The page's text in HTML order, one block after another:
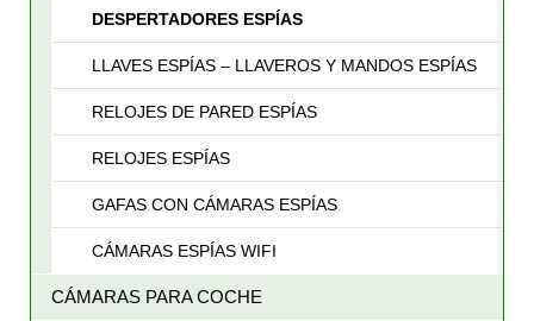
DESPERTADORES ESPÍAS
LLAVES ESPÍAS – LLAVEROS Y MANDOS ESPÍAS
RELOJES DE PARED ESPÍAS
RELOJES ESPÍAS
GAFAS CON CÁMARAS ESPÍAS
CÁMARAS ESPÍAS WIFI
CÁMARAS PARA COCHE